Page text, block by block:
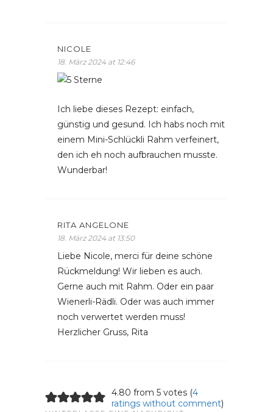
NICOLE
18. März 2024 at 12:46
Ich liebe dieses Rezept: einfach,
günstig und gesund. Ich habs noch mit
einem Mini-Schlückli Rahm verfeinert,
den ich eh noch aufbrauchen musste.
Wunderbar!
RITA ANGELONE
18. März 2024 at 13:50
Liebe Nicole, merci für deine schöne
Rückmeldung! Wir lieben es auch.
Gerne auch mit Rahm. Oder ein paar
Wienerli-Rädli. Oder was auch immer
noch verwertet werden muss!
Herzlicher Gruss, Rita
4.80 from 5 votes (4
ratings without comment)